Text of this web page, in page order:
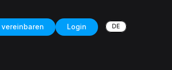
vereinbaren Login DE